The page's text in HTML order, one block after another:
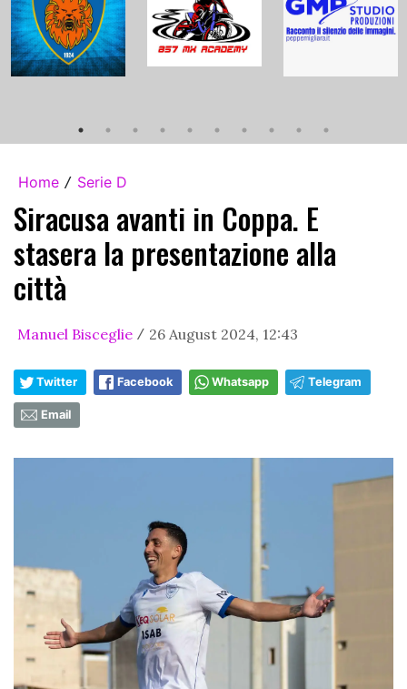
Home / Serie D
Siracusa avanti in Coppa. E
stasera la presentazione alla
città
Manuel Bisceglie / 26 August 2024, 12:43
Twitter Facebook Whatsapp Telegram
Email